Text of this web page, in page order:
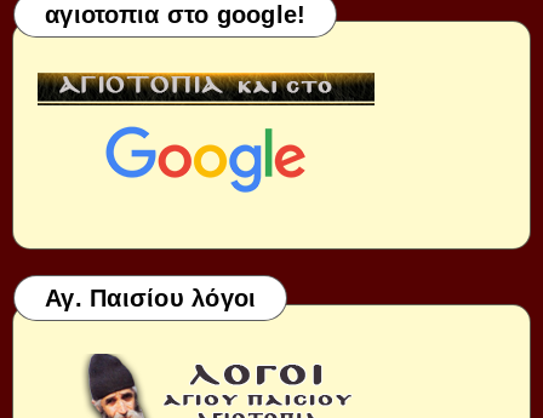
αγιοτοπια στο google!
Αγ. Παισίου λόγοι